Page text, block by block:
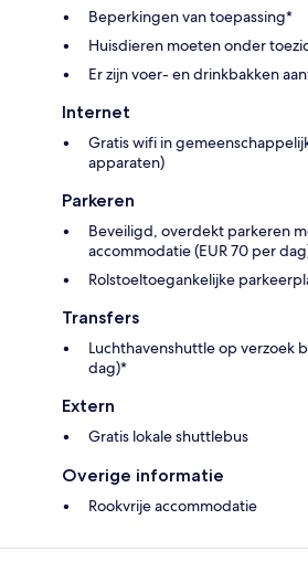
Beperkingen van toepassing*
Huisdieren moeten onder
Er zijn voer- en drinkbakken
Internet
Gratis wifi in
apparaten)
Parkeren
Beveiligd, overdekt parkeren
accommodatie (EUR 70 per
Rolstoeltoegankelijke
Transfers
Luchthavenshuttle op verzoek
dag)*
Extern
Gratis lokale shuttlebus
Overige informatie
Rookvrije accommodatie